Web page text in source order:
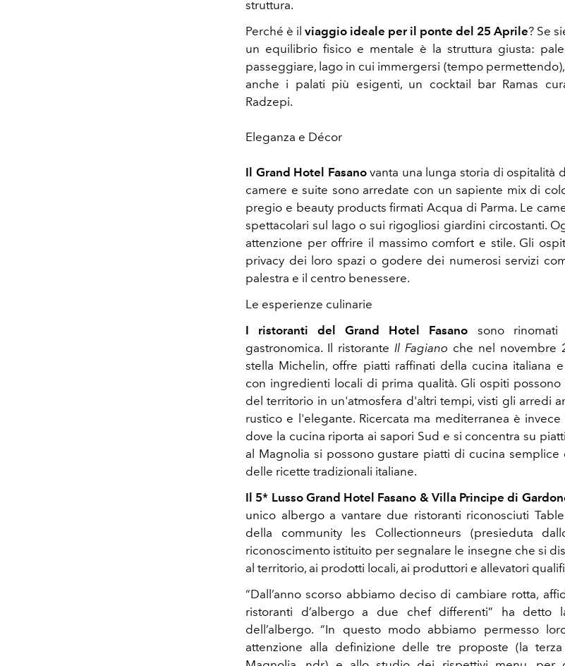
struttura.
Perché è il viaggio ideale per il ponte del 25 Aprile? Se
un equilibrio fisico e mentale è la struttura giusta:
passeggiare, lago in cui immergersi (tempo
anche i palati più esigenti, un cocktail bar Ramas
Radzepi.
Eleganza e Décor
Il Grand Hotel Fasanovanta una lunga storia di ospitalità
camere e suite sono arredate con un sapiente mix di
pregio e beauty products firmati Acqua di Parma. Le
spettacolari sul lago o sui rigogliosi giardini circostanti.
attenzione per offrire il massimo comfort e stile. Gli
privacy dei loro spazi o godere dei numerosi servizi
palestra e il centro benessere.
Le esperienze culinarie
I ristoranti del Grand Hotel Fasano sono
gastronomica. Il ristorante Il Fagiano che nel novembre
stella Michelin, offre piatti raffinati della cucina italiana
con ingredienti locali di prima qualità. Gli ospiti
del territorio in un'atmosfera d'altri tempi, visti gli arredi
rustico e l'elegante. Ricercata ma mediterranea è
dove la cucina riporta ai sapori Sud e si concentra su
al Magnolia si possono gustare piatti di cucina
delle ricette tradizionali italiane.
Il 5* Lusso Grand Hotel Fasano & Villa Principe di
unico albergo a vantare due ristoranti riconosciuti
della community les Collectionneurs (presieduta
riconoscimento istituito per segnalare le insegne che si
al territorio, ai prodotti locali, ai produttori e allevatori
“Dall’anno scorso abbiamo deciso di cambiare rotta,
ristoranti d’albergo a due chef differenti” ha detto
dell’albergo.“In questo modo abbiamo permesso
attenzione alla definizione delle tre proposte (la